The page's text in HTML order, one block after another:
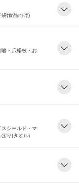
袋(食品向け)
箸・爪楊枝・お
シールド・マ
ぼり(タオル)